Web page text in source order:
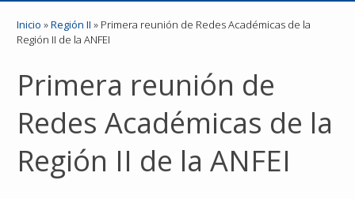
La ANFEI
Reconocimientos
Inicio »Región II » Primera reunión de Redes Académicas de la
Región II de la ANFEI
Primera reunión de
Redes Académicas de la
Región II de la ANFEI